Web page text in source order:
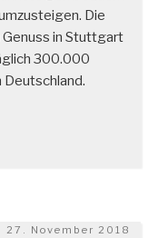
Die
in Stuttgart
300.000
Veröffentlicht
27. November 2018